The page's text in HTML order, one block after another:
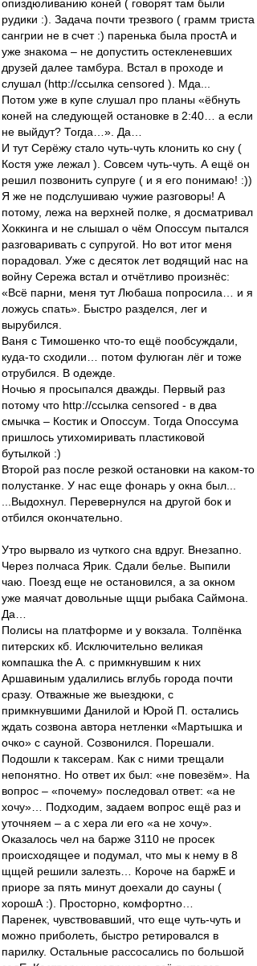
опиздюливанию коней ( говорят там были
рудики :). Задача почти трезвого ( грамм триста
сангрии не в счет :) паренька была простА и
уже знакома – не допустить остекленевших
друзей далее тамбура. Встал в проходе и
слушал (http://ссылка censored ). Мда...
Потом уже в купе слушал про планы «ёбнуть
коней на следующей остановке в 2:40… а если
не выйдут? Тогда…». Да…
И тут Серёжу стало чуть-чуть клонить ко сну (
Костя уже лежал ). Совсем чуть-чуть. А ещё он
решил позвонить супруге ( и я его понимаю! :))
Я же не подслушиваю чужие разговоры! А
потому, лежа на верхней полке, я досматривал
Хоккинга и не слышал о чём Опоссум пытался
разговаривать с супругой. Но вот итог меня
порадовал. Уже с десяток лет водящий нас на
войну Сережа встал и отчётливо произнёс:
«Всё парни, меня тут Любаша попросила… и я
ложусь спать». Быстро разделся, лег и
вырубился.
Ваня с Тимошенко что-то ещё пообсуждали,
куда-то сходили… потом фулюган лёг и тоже
отрубился. В одежде.
Ночью я просыпался дважды. Первый раз
потому что http://ссылка censored - в два
смычка – Костик и Опоссум. Тогда Опоссума
пришлось утихомиривать пластиковой
бутылкой :)
Второй раз после резкой остановки на каком-то
полустанке. У нас еще фонарь у окна был...
...Выдохнул. Перевернулся на другой бок и
отбился окончательно.
Утро вырвало из чуткого сна вдруг. Внезапно.
Через полчаса Ярик. Сдали белье. Выпили
чаю. Поезд еще не остановился, а за окном
уже маячат довольные щщи рыбака Саймона.
Да…
Полисы на платформе и у вокзала. Толпёнка
питерских кб. Исключительно великая
компашка the A. с примкнувшим к них
Аршавиным удалились вглубь города почти
сразу. Отважные же выездюки, с
примкнувшими Данилой и Юрой П. остались
ждать созвона автора нетленки «Мартышка и
очко» с сауной. Созвонился. Порешали.
Подошли к таксерам. Как с ними трещали
непонятно. Но ответ их был: «не повезём». На
вопрос – «почему» последовал ответ: «а не
хочу»… Подходим, задаем вопрос ещё раз и
уточняем – а с хера ли его «а не хочу».
Оказалось чел на барже 3110 не просек
происходящее и подумал, что мы к нему в 8
щщей решили залезть… Короче на баржЕ и
приоре за пять минут доехали до сауны (
хорошА :). Просторно, комфортно…
Паренек, чувствовавший, что еще чуть-чуть и
можно приболеть, быстро ретировался в
парилку. Остальные рассосались по большой